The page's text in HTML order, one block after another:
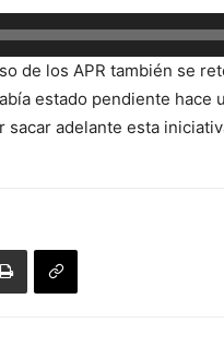
de los APR también se
estado pendiente hace
adelante esta